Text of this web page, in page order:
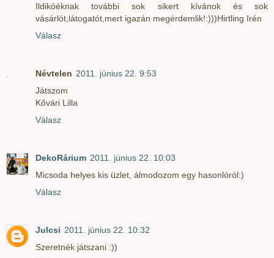
Ildikóéknak további sok sikert kívánok és sok
vásárlót,látogatót,mert igazán megérdemlik!:)))Hirtling Irén
Válasz
Névtelen 2011. június 22. 9:53
Játszom
Kővári Lilla
Válasz
DekoRárium 2011. június 22. 10:03
Micsoda helyes kis üzlet, álmodozom egy hasonlóról:)
Válasz
Julcsi 2011. június 22. 10:32
Szeretnék játszani :))